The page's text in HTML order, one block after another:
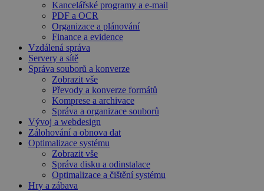
Kancelářské programy a e-mail
PDF a OCR
Organizace a plánování
Finance a evidence
Vzdálená správa
Servery a sítě
Správa souborů a konverze
Zobrazit vše
Převody a konverze formátů
Komprese a archivace
Správa a organizace souborů
Vývoj a webdesign
Zálohování a obnova dat
Optimalizace systému
Zobrazit vše
Správa disku a odinstalace
Optimalizace a čištění systému
Hry a zábava